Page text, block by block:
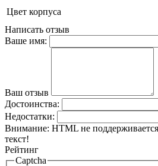
Цвет корпуса
Написать отзыв
Ваше имя:
Ваш отзыв
Достоинства:
Недостатки:
Внимание: HTML не
текст!
Рейтинг
Captcha